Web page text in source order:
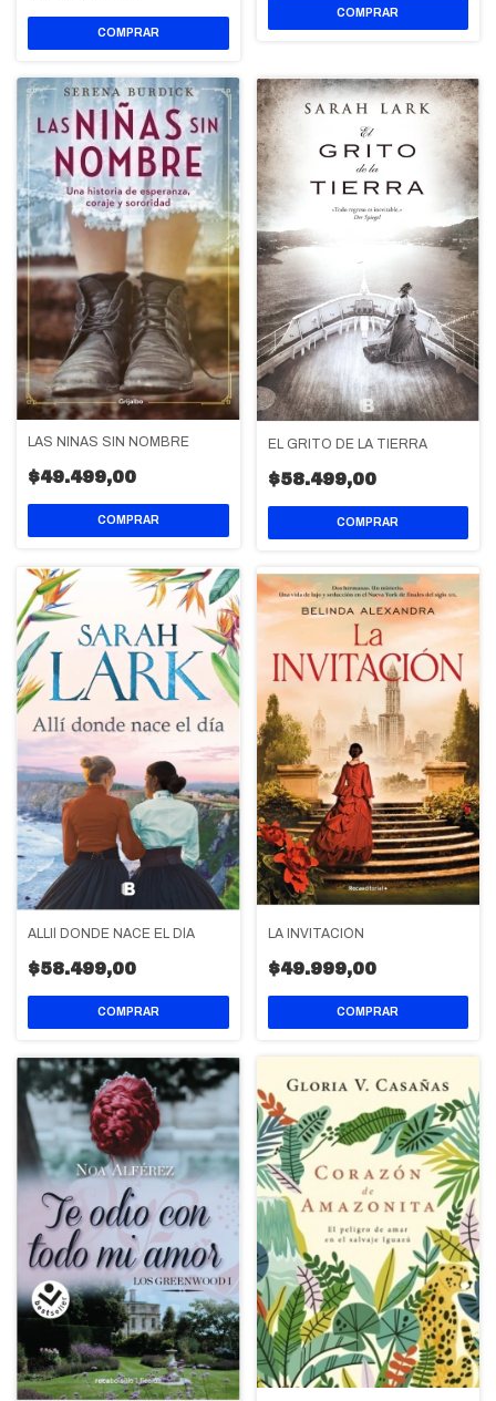
LAS NIÑAS SIN NOMBRE
$49.499,00
EL GRITO DE LA TIERRA
$58.499,00
ALLIÍ DONDE NACE EL DÍA
$58.499,00
LA INVITACIÓN
$49.999,00